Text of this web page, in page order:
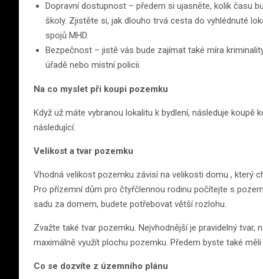
Dopravní dostupnost – předem si ujasněte, kolik času
školy. Zjistěte si, jak dlouho trvá cesta do vyhlédnuté
spojů MHD.
Bezpečnost – jistě vás bude zajímat také míra
úřadě nebo místní policii.
Na co myslet při koupi pozemku
Když už máte vybranou lokalitu k bydlení, následuje
následující:
Velikost a tvar pozemku
Vhodná velikost pozemku závisí na velikosti domu , který
Pro přízemní dům pro čtyřčlennou rodinu počítejte s
sadu za domem, budete potřebovat větší rozlohu.
Zvažte také tvar pozemku. Nejvhodnější je pravidelný
maximálně využít plochu pozemku. Předem byste také
Co se dozvíte z územního plánu